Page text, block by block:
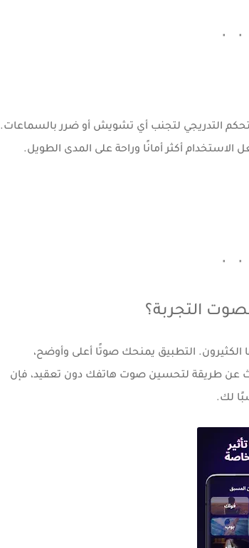
التدريجي لتجنب أي تشويش أو ضرر بالسماعات.
أكثر أمانًا وراحة على المدى الطويل.
التجربة؟
الكثيرون. التطبيق يمنحك صوتًا أعلى وأوضح،
عن طريقة لتحسين صوت هاتفك دون تعقيد، فإن
لك.